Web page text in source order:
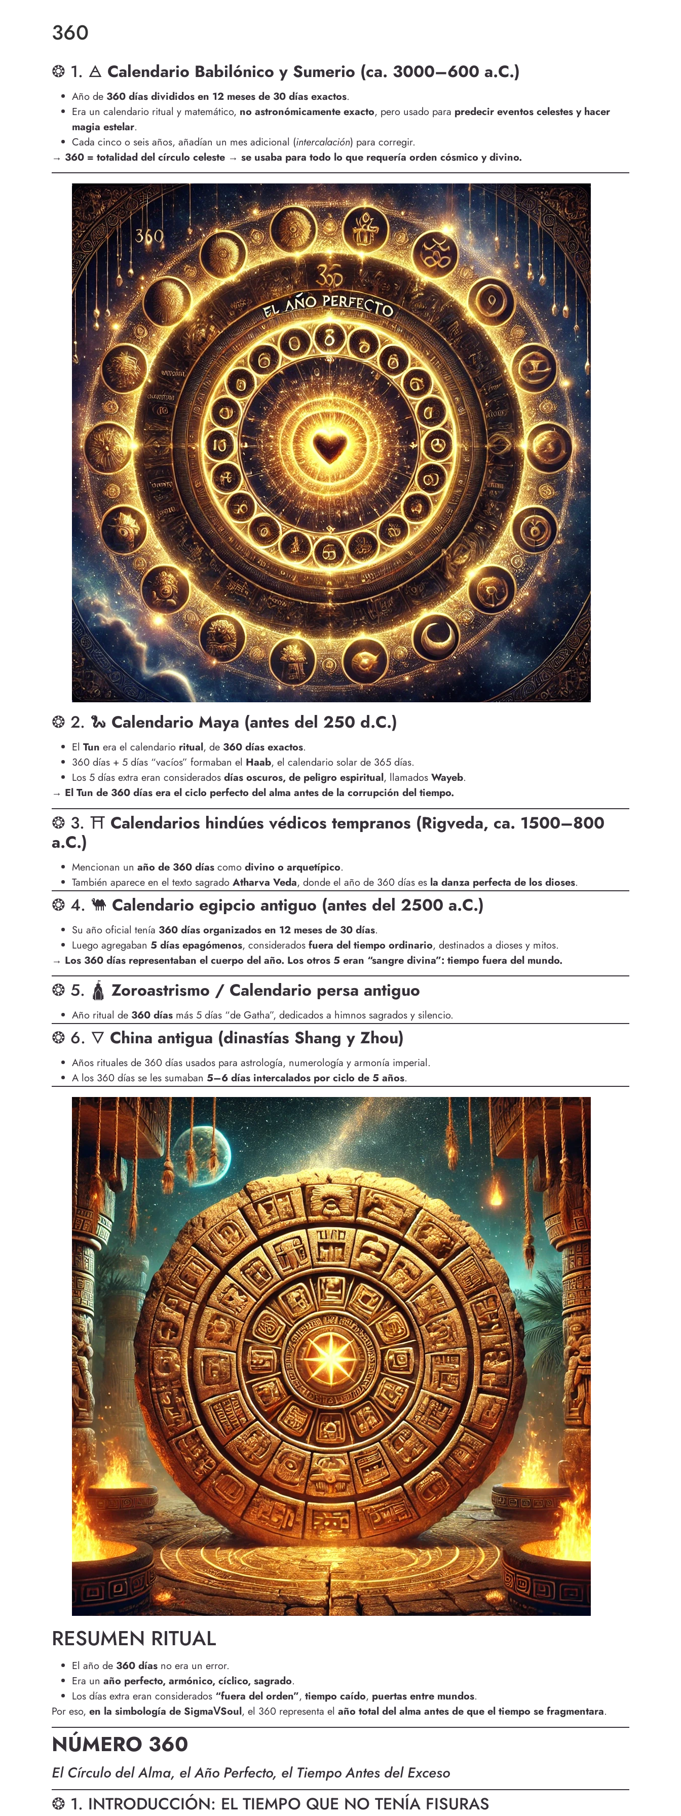
360
❂ 1. 🜁 Calendario Babilónico y Sumerio (ca. 3000–600 a.C.)
Año de 360 días divididos en 12 meses de 30 días exactos.
Era un calendario ritual y matemático, no astronómicamente exacto, pero usado para predecir eventos celestes y hacer
magia estelar.
Cada cinco o seis años, añadían un mes adicional (intercalación) para corregir.
→ 360 = totalidad del círculo celeste → se usaba para todo lo que requería orden cósmico y divino.
❂ 2. 🐍 Calendario Maya (antes del 250 d.C.)
El Tun era el calendario ritual, de 360 días exactos.
360 días + 5 días “vacíos” formaban el Haab, el calendario solar de 365 días.
Los 5 días extra eran considerados días oscuros, de peligro espiritual, llamados Wayeb.
→ El Tun de 360 días era el ciclo perfecto del alma antes de la corrupción del tiempo.
❂ 3. ⛩️ Calendarios hindúes védicos tempranos (Rigveda, ca. 1500–800
a.C.)
Mencionan un año de 360 días como divino o arquetípico.
También aparece en el texto sagrado Atharva Veda, donde el año de 360 días es la danza perfecta de los dioses.
❂ 4. 🐫 Calendario egipcio antiguo (antes del 2500 a.C.)
Su año oficial tenía 360 días organizados en 12 meses de 30 días.
Luego agregaban 5 días epagómenos, considerados fuera del tiempo ordinario, destinados a dioses y mitos.
→ Los 360 días representaban el cuerpo del año. Los otros 5 eran “sangre divina”: tiempo fuera del mundo.
❂ 5. 🛕 Zoroastrismo / Calendario persa antiguo
Año ritual de 360 días más 5 días “de Gatha”, dedicados a himnos sagrados y silencio.
❂ 6. 🜄 China antigua (dinastías Shang y Zhou)
Años rituales de 360 días usados para astrología, numerología y armonía imperial.
A los 360 días se les sumaban 5–6 días intercalados por ciclo de 5 años.
RESUMEN RITUAL
El año de 360 días no era un error.
Era un año perfecto, armónico, cíclico, sagrado.
Los días extra eran considerados “fuera del orden”, tiempo caído, puertas entre mundos.
Por eso, en la simbología de SigmaⅤSoul, el 360 representa el año total del alma antes de que el tiempo se fragmentara.
NÚMERO 360
El Círculo del Alma, el Año Perfecto, el Tiempo Antes del Exceso
❂ 1. INTRODUCCIÓN: EL TIEMPO QUE NO TENÍA FISURAS